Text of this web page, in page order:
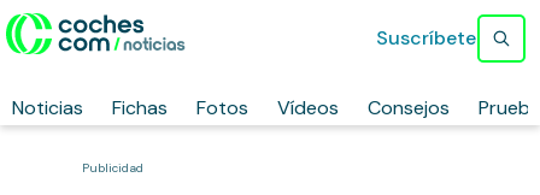
Noticias Fichas Fotos Vídeos Consejos
Suscríbete
Publicidad